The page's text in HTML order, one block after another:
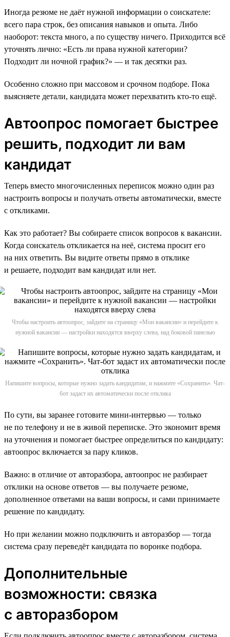
Иногда резюме не даёт нужной информации о соискателе:
всего пара строк, без описания навыков и опыта. Либо
наоборот: текста много, а по существу ничего. Приходится всё
уточнять лично: «Есть ли права нужной категории?
Подходит ли ночной график?» — и так десятки раз.
Особенно сложно при массовом и срочном подборе. Пока
выясняете детали, кандидата может перехватить кто-то ещё.
Автоопрос помогает быстрее
решить, подходит ли вам
кандидат
Теперь вместо многочисленных переписок можно один раз
настроить вопросы и получать ответы автоматически, вместе
с откликами.
Как это работает? Вы собираете список вопросов к вакансии.
Когда соискатель откликается на неё, система просит его
на них ответить. Вы видите ответы прямо в отклике
и решаете, подходит вам кандидат или нет.
Чтобы настроить автоопрос, зайдите на страницу «Мои вакансии» и перейдите к
нужной вакансии — настройки находятся вверху слева, над боковой панелью
Напишите вопросы, которые нужно задать кандидатам, и нажмите «Сохранить». Чат-
бот задаст их автоматически после отклика
По сути, вы заранее готовите мини-интервью — только
не по телефону и не в живой переписке. Это экономит время
на уточнения и помогает быстрее определиться по кандидату:
автоопрос включается за пару кликов.
Важно: в отличие от авторазбора, автоопрос не разбирает
отклики на основе ответов — вы получаете резюме,
дополненное ответами на ваши вопросы, и сами принимаете
решение по кандидату.
Но при желании можно подключить и авторазбор — тогда
система сразу переведёт кандидата по воронке подбора.
Дополнительные
возможности: связка
с авторазбором